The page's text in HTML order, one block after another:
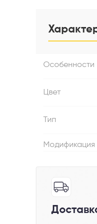
Особенности
Цвет
Тип
Модификация